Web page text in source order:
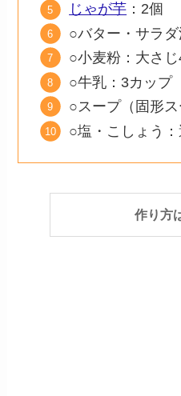
じゃが芋 ：2個
○バター・サラ
○小麦粉：大さ
○牛乳：3カップ
○スープ（固形
○塩・こしょう
作り方